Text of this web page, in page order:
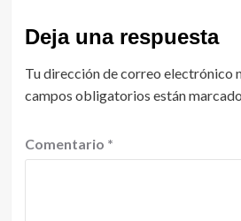
Deja una respuesta
Tu dirección de correo electrónico
campos obligatorios están
Comentario *